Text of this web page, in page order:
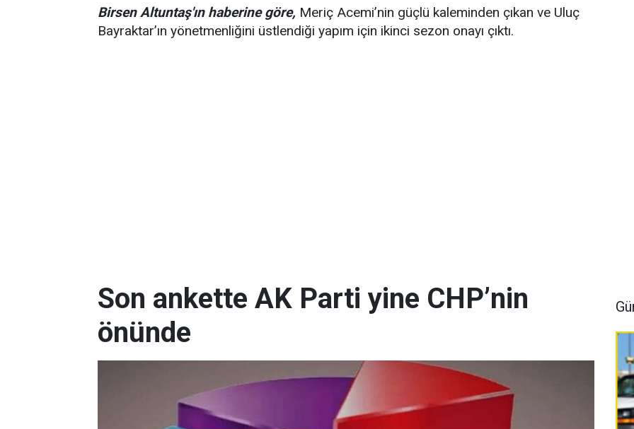
Birsen Altuntaş'ın haberine göre, Meriç Acemi’nin güçlü kaleminden çıkan ve Uluç
Bayraktar’ın yönetmenliğini üstlendiği yapım için ikinci sezon onayı çıktı.
Son ankette AK Parti yine CHP’nin
önünde